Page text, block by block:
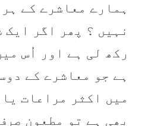
ہمارے معاشرے کے
نہيں ؟ پھر اگر ايک
رکھ لی ہے اور اُس
ہے جو معاشرے کے
ميں اکثر مراعات
بھی ہے تو مطعون